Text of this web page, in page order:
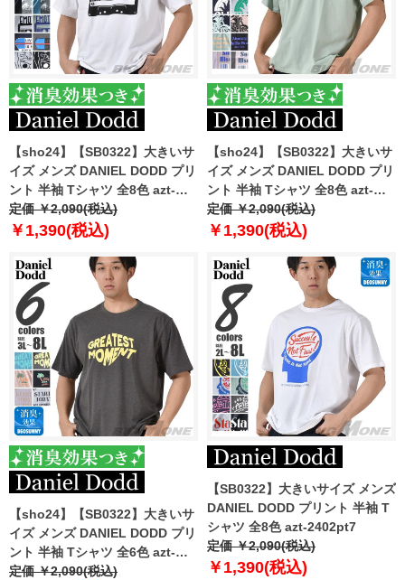
【sho24】【SB0322】大きいサ
イズ メンズ DANIEL DODD プリ
ント 半袖 Tシャツ 全8色 azt-
2402pt4
定価 ￥2,090(税込)
￥1,390(税込)
【sho24】【SB0322】大きいサ
イズ メンズ DANIEL DODD プリ
ント 半袖 Tシャツ 全8色 azt-
2402pt5
定価 ￥2,090(税込)
￥1,390(税込)
【sho24】【SB0322】大きいサ
イズ メンズ DANIEL DODD プリ
ント 半袖 Tシャツ 全6色 azt-
2402pt6
定価 ￥2,090(税込)
【SB0322】大きいサイズ メンズ
DANIEL DODD プリント 半袖 T
シャツ 全8色 azt-2402pt7
定価 ￥2,090(税込)
￥1,390(税込)